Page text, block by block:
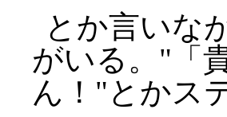
とか言いな
がいる。
「
ん！
とかス